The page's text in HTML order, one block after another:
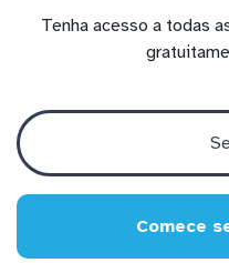
Tenha acesso a todas
Comece